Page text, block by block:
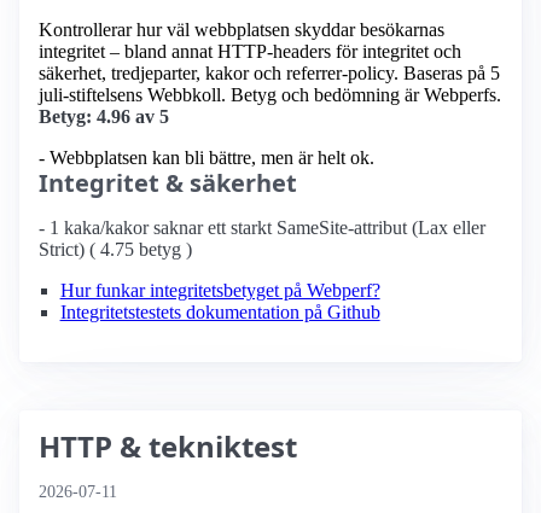
Kontrollerar hur väl webbplatsen skyddar besökarnas
integritet – bland annat HTTP-headers för integritet och
säkerhet, tredjeparter, kakor och referrer-policy. Baseras på 5
juli-stiftelsens Webbkoll. Betyg och bedömning är Webperfs.
Betyg: 4.96 av 5
- Webbplatsen kan bli bättre, men är helt ok.
Integritet & säkerhet
- 1 kaka/kakor saknar ett starkt SameSite-attribut (Lax eller
Strict) ( 4.75 betyg )
Hur funkar integritetsbetyget på Webperf?
Integritetstestets dokumentation på Github
HTTP & tekniktest
2026-07-11